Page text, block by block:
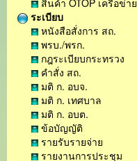
สินค้า OTOP เครือข่าย
ระเบียบ
หนังสือสั่งการ สถ.
พรบ./พรก.
กฎระเบียบกระทรวง
คำสั่ง สถ.
มติ ก. อบจ.
มติ ก. เทศบาล
มติ ก. อบต.
ข้อบัญญัติ
รายรับรายจ่าย
รายงานการประชุม